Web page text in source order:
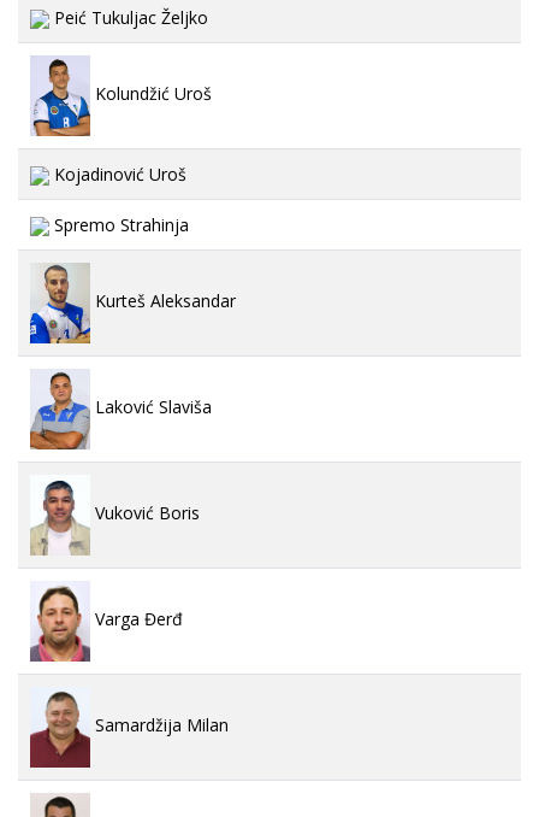
Peić Tukuljac Željko
Kolundžić Uroš
Kojadinović Uroš
Spremo Strahinja
Kurteš Aleksandar
Laković Slaviša
Vuković Boris
Varga Đerđ
Samardžija Milan